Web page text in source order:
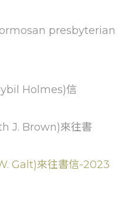
presbyterian
Holmes)信
J. Brown)來往書
Galt)來往書信-2023